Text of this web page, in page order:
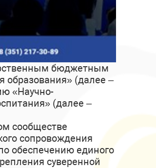
бюджетным
образования» (далее –
«Научно-
(далее –
сообществе
сопровождения
обеспечению единого
суверенной